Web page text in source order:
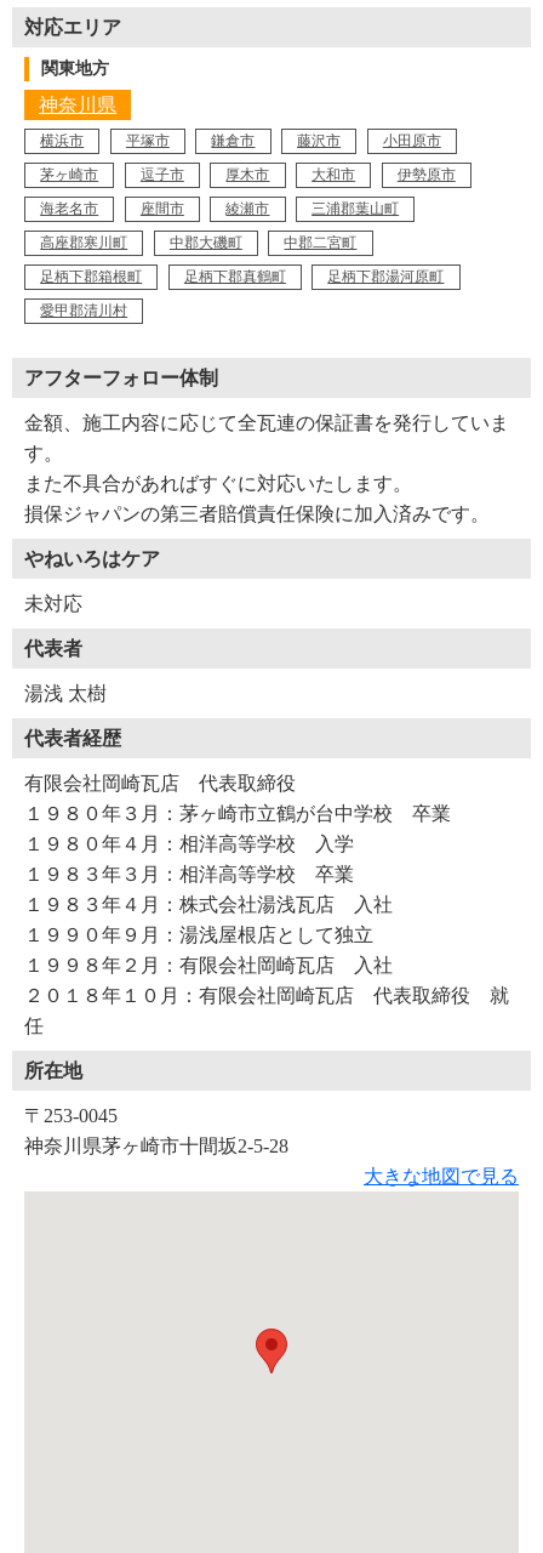
対応エリア
関東地方
神奈川県
横浜市 平塚市 鎌倉市 藤沢市
小田原市
茅ヶ崎市
逗子市 厚木市 大和市
伊勢原市
海老名市
座間市 綾瀬市
三浦郡葉山町
高座郡寒川町
中郡大磯町
中郡二宮町
足柄下郡箱根町
足柄下郡真鶴町
足柄下郡湯河原町
愛甲郡清川村
アフターフォロー体制
金額、施工内容に応じて全瓦連の保証書を発行していま
す。
また不具合があればすぐに対応いたします。
損保ジャパンの第三者賠償責任保険に加入済みです。
やねいろはケア
未対応
代表者
湯浅 太樹
代表者経歴
有限会社岡崎瓦店 代表取締役
１９８０年３月：茅ヶ崎市立鶴が台中学校 卒業
１９８０年４月：相洋高等学校 入学
１９８３年３月：相洋高等学校 卒業
１９８３年４月：株式会社湯浅瓦店 入社
１９９０年９月：湯浅屋根店として独立
１９９８年２月：有限会社岡崎瓦店 入社
２０１８年１０月：有限会社岡崎瓦店 代表取締役 就
任
所在地
〒253-0045
神奈川県茅ヶ崎市十間坂2-5-28
大きな地図で見る